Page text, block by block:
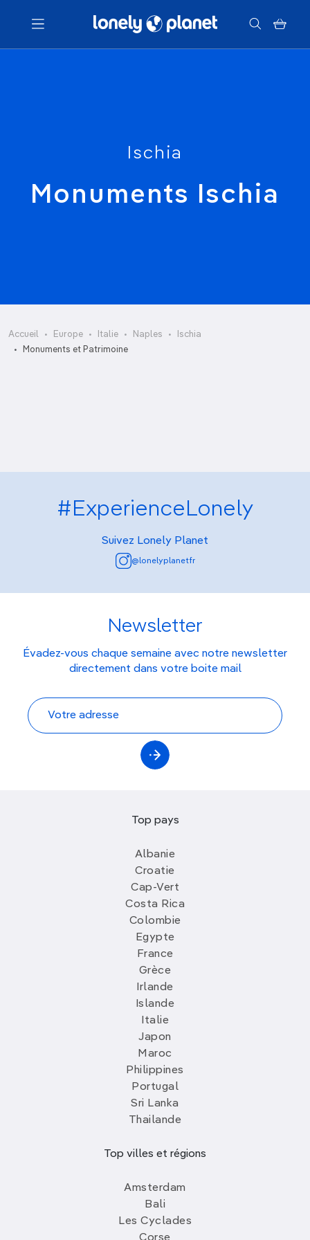
Menu
Ischia
Monuments Ischia
Accueil Europe Italie Naples
Ischia
Monuments et Patrimoine
Area Archeologica di Santa Restituta
#ExperienceLonely
Suivez Lonely Planet
@lonelyplanetfr
Newsletter
Évadez-vous chaque semaine avec notre newsletter
directement dans votre boite mail
Top pays
Albanie
Croatie
Cap-Vert
Costa Rica
Colombie
Egypte
France
Grèce
Irlande
Islande
Italie
Japon
Maroc
Philippines
Portugal
Sri Lanka
Thailande
Top villes et régions
Amsterdam
Bali
Les Cyclades